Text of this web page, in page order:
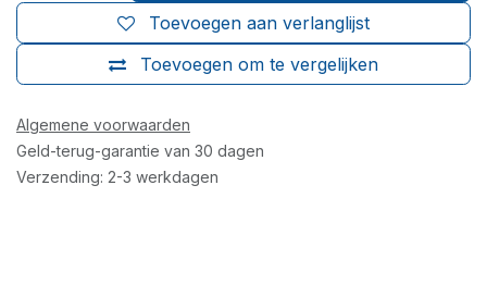
Toevoegen om te vergelijken
Toevoegen aan verlanglijst
Algemene voorwaarden
Geld-terug-garantie van 30 dagen
Verzending: 2-3 werkdagen